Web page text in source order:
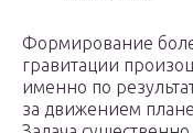
Формирование
гравитации
именно по
за движением